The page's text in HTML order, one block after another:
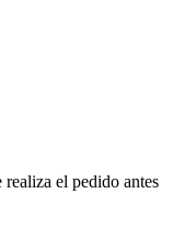
realiza el pedido antes